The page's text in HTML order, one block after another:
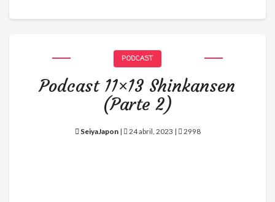
PODCAST
Podcast 11×13 Shinkansen
(Parte 2)
SeiyaJapon| 24 abril, 2023 | 2998